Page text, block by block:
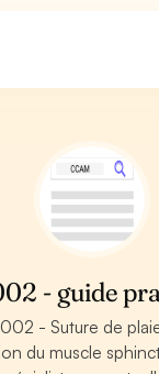
- guide
- Suture de
du muscle